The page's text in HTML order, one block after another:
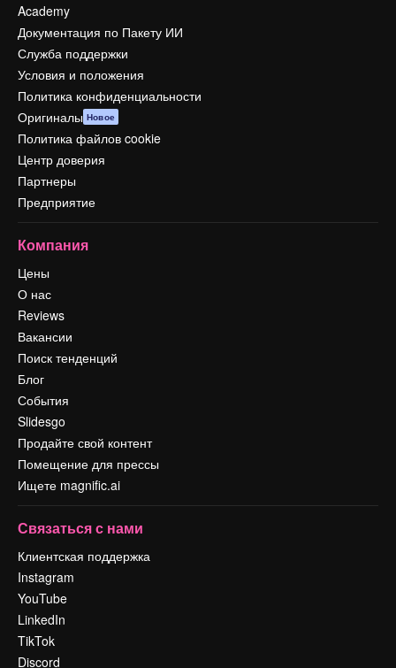
Academy
Документация по Пакету ИИ
Служба поддержки
Условия и положения
Политика конфиденциальности
Оригиналы Новое
Политика файлов cookie
Центр доверия
Партнеры
Предприятие
Компания
Цены
О нас
Reviews
Вакансии
Поиск тенденций
Блог
События
Slidesgo
Продайте свой контент
Помещение для прессы
Ищете magnific.ai
Связаться с нами
Клиентская поддержка
Instagram
YouTube
LinkedIn
TikTok
Discord